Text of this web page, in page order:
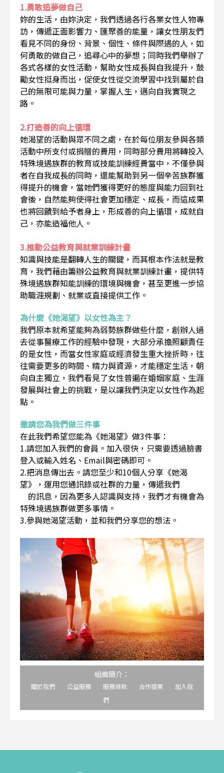
1.勇敢追夢做自己
妳的生活，由妳決定，我們透過各行各業女性人物專
訪，傳遞正面影響力、匯聚善的能量，讓女性朋友們
看見不同的身份、背景、個性、條件與際遇的人，如
何勇敢的做自己，追尋心中的夢想；同時我們舉辦了
各式各樣的女性活動，幫助女性成長與自我提升，鼓
勵女性挺身而出，促使女性從交流學習中找到屬於自
己的無限可能與力量，掌握人生，邁向自我實現之
路。
2.打造善的向上循環
她渴望的活動與眾不同之處，在於每位朋友參與各類
活動中所支付或捐贈的費用，同時部分費用將轉投入
特殊境遇族群的教育或技能訓練經費當中，不僅參與
者在自我成長的同時，還能幫助到另一個辛苦族群獲
得提升的機會，當她們獲得更好的態度與能力回到社
會後，自然能夠使得社會更加穩定、成長，而這成果
也將回饋到給予者身上，形成善的向上循環，成就自
己，亦能造福他人。
3.推動公益教育與就業訓練計畫
知識與技能是翻轉人生的關鍵，而其根本作法就是教
育，我們藉由籌辦公益教育與就業訓練計畫，提供特
殊境遇族群知能訓練的環境與機會，甚至更進一步協
助職涯規劃、就業或直接提供工作。
為什麼《她渴望》以女性為主？
我們原本就希望能夠為弱勢族群做些什麼，創辦人過
去從事醫療工作的經驗中發現，大部分承擔照顧責任
的是女性，而當女性家庭或經濟發生重大挫折時，往
往需要更多的時間、精力與資源，才能穩定生活，朝
向自主獨立，我們看見了女性普遍在婚姻家庭、生涯
發展與社會上的挑戰，是以讓我們決定以女性作為起
點。
邀請您為我們做三件事
在此我們希望您能為《她渴望》做3件事：
1.請您加入我們的會員。加入很快，只需要透過臉書
登入或輸入姓名、Email與密碼即可。
2.把消息傳出去。請您至少和10個人分享《她渴
望》，運用您通訊錄或社群的力量，傳遞我們
的訊息，因為更多人認識與支持，我們才有機會為
特殊境遇族群做更多事情。
3.參與她渴望活動，並和我們分享您的想法。
組織簡介：
關於我們 公益服務 服務條款 合作提案
加入我
們